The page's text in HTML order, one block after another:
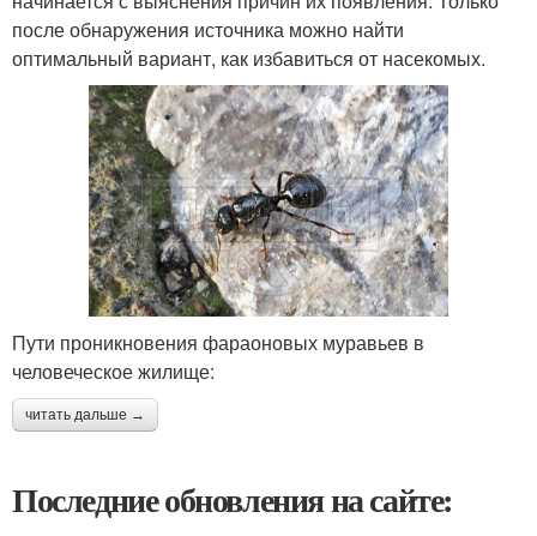
после обнаружения источника можно найти
оптимальный вариант, как избавиться от насекомых.
Пути проникновения фараоновых муравьев в
человеческое жилище:
читать дальше →
Последние обновления на сайте: